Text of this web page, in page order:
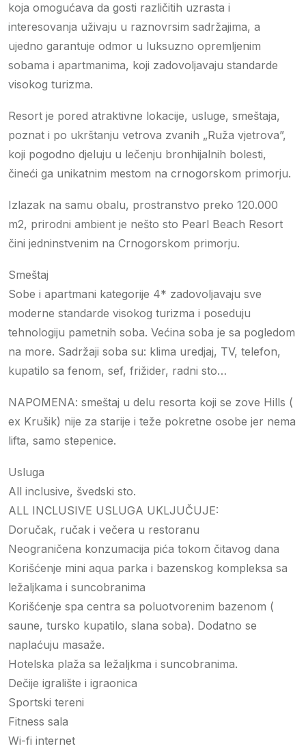
koja omogućava da gosti različitih uzrasta i
interesovanja uživaju u raznovrsim sadržajima, a
ujedno garantuje odmor u luksuzno opremljenim
sobama i apartmanima, koji zadovoljavaju standarde
visokog turizma.
Resort je pored atraktivne lokacije, usluge, smeštaja,
poznat i po ukrštanju vetrova zvanih „Ruža vjetrova”,
koji pogodno djeluju u lečenju bronhijalnih bolesti,
čineći ga unikatnim mestom na crnogorskom primorju.
Izlazak na samu obalu, prostranstvo preko 120.000
m2, prirodni ambient je nešto sto Pearl Beach Resort
čini jedninstvenim na Crnogorskom primorju.
Smeštaj
Sobe i apartmani kategorije 4* zadovoljavaju sve
moderne standarde visokog turizma i poseduju
tehnologiju pametnih soba. Većina soba je sa pogledom
na more. Sadržaji soba su: klima uredjaj, TV, telefon,
kupatilo sa fenom, sef, frižider, radni sto…
NAPOMENA: smeštaj u delu resorta koji se zove Hills (
ex Krušik) nije za starije i teže pokretne osobe jer nema
lifta, samo stepenice.
Usluga
All inclusive, švedski sto.
ALL INCLUSIVE USLUGA UKLJUČUJE:
Doručak, ručak i večera u restoranu
Neograničena konzumacija pića tokom čitavog dana
Korišćenje mini aqua parka i bazenskog kompleksa sa
ležaljkama i suncobranima
Korišćenje spa centra sa poluotvorenim bazenom (
saune, tursko kupatilo, slana soba). Dodatno se
naplaćuju masaže.
Hotelska plaža sa ležaljkma i suncobranima.
Dečije igralište i igraonica
Sportski tereni
Fitness sala
Wi-fi internet